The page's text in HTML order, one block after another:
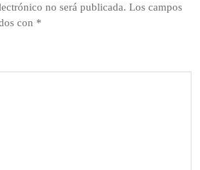
no será publicada. Los campos
con *